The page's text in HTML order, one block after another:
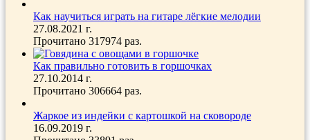
Как научиться играть на гитаре лёгкие мелодии
27.08.2021 г.
Прочитано 317974 раз.
Как правильно готовить в горшочках
27.10.2014 г.
Прочитано 306664 раз.
Жаркое из индейки с картошкой на сковороде
16.09.2019 г.